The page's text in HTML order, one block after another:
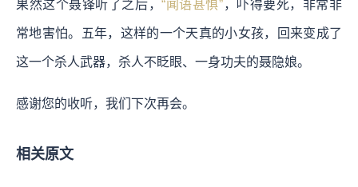
果然这个聂锋听了之后，“闻语甚惧”，吓得要死，非常非
常地害怕。五年，这样的一个天真的小女孩，回来变成了
这一个杀人武器，杀人不眨眼、一身功夫的聂隐娘。
感谢您的收听，我们下次再会。
相关原文